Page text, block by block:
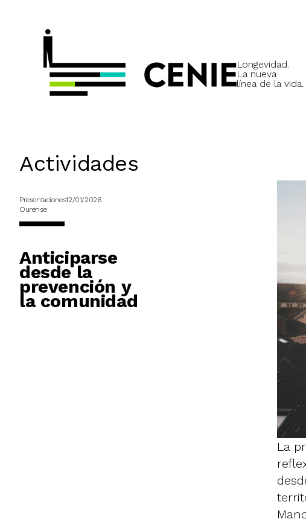
Longevidad.
La nueva
línea de la vida.
Actividades
Presentaciones12/01/2026
Ourense
Anticiparse
desde la
prevención y
la comunidad
La